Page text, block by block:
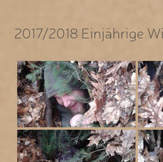
2017/2018 Einjährige